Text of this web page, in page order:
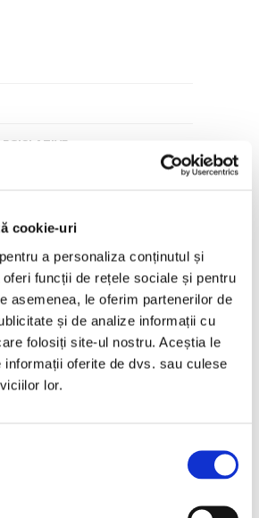
cookie-uri
a personaliza conținutul și
funcții de rețele sociale și pentru
asemenea, le oferim partenerilor de
și de analize informații cu
folosiți site-ul nostru. Aceștia le
informații oferite de dvs. sau culese
lor.
Workforce @ Bucharest